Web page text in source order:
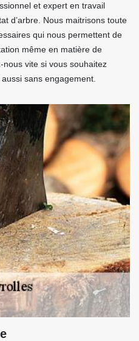
et expert en travail
d’arbre. Nous maitrisons toute
qui nous permettent de
même en matière de
nous vite si vous souhaitez
sans engagement.